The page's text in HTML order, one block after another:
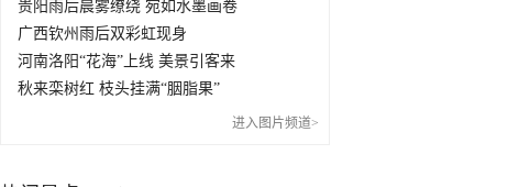
贵阳雨后晨雾缭绕 宛如水墨画卷
广西钦州雨后双彩虹现身
河南洛阳“花海”上线 美景引客来
秋来栾树红 枝头挂满“胭脂果”
进入图片频道>